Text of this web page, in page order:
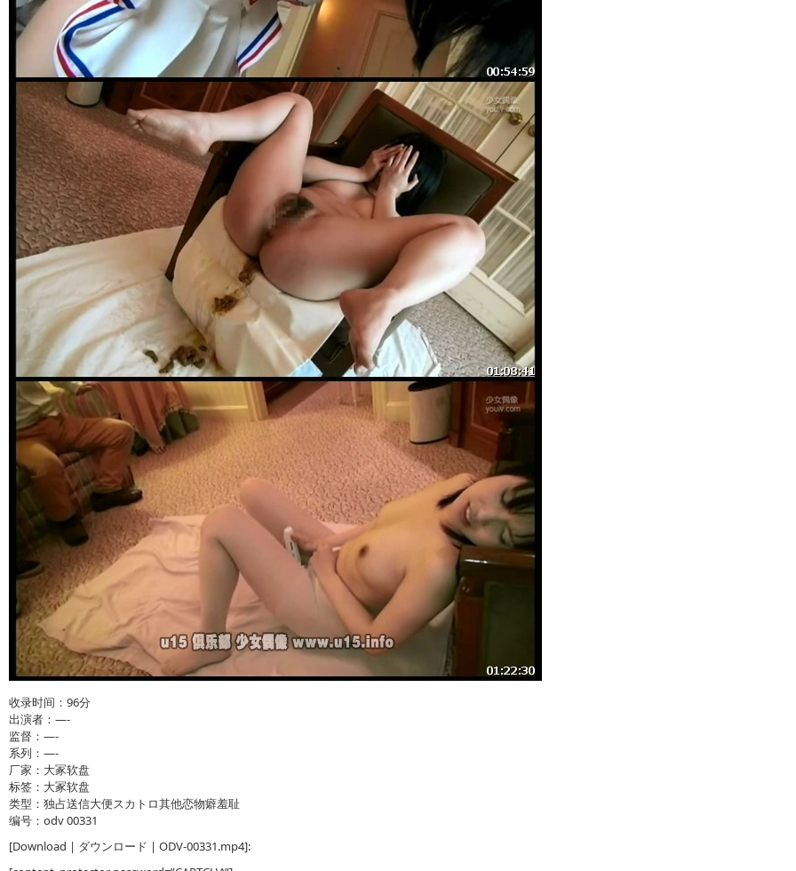
收录时间：96分
出演者：—-
监督：—-
系列：—-
厂家：大冢软盘
标签：大冢软盘
类型：独占送信大便スカトロ其他恋物癖羞耻
编号：odv 00331
[Download | ダウンロード | ODV-00331.mp4]: